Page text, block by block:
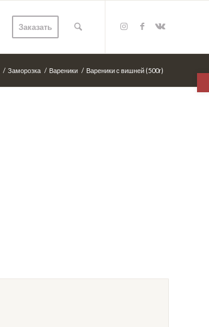
Заказать
/ Заморозка / Вареники / Вареники с вишней (500г)